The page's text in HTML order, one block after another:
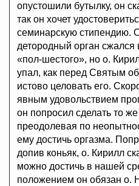
опустошили бутылку, он
так он хочет
семинарскую стипендию.
детородный орган
«пол-шестого», но о.
упал, как перед Святым
истово целовать его.
явным удовольствием
он попросил сделать то
преодолевая по
ему достичь оргазма.
допив коньяк, о. Кирилл
можно достичь в нашей
положением он обязан о.